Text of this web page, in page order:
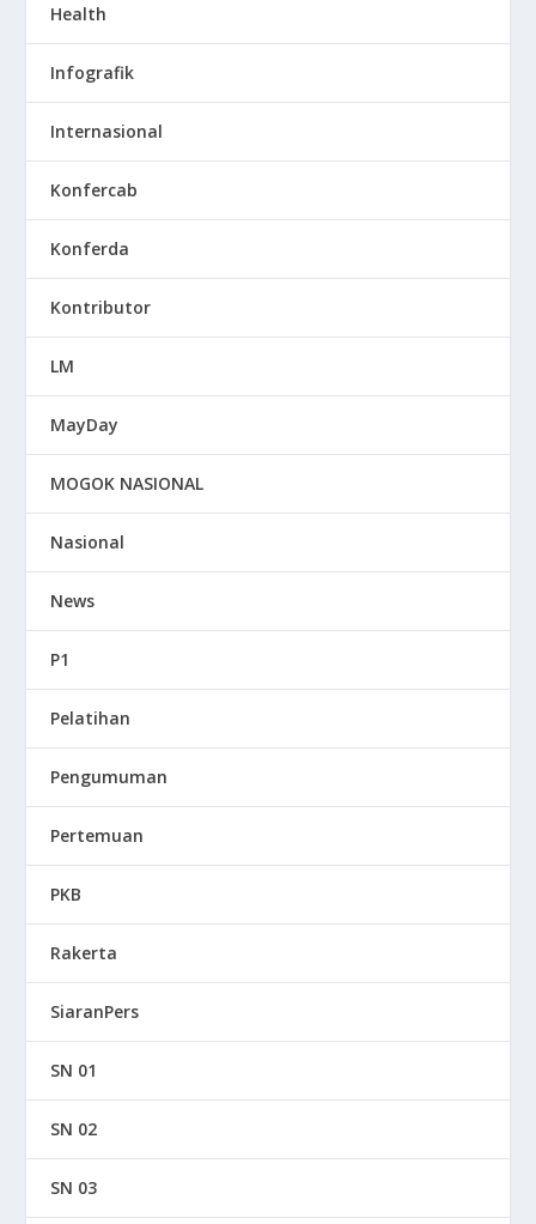
Health
Infografik
Internasional
Konfercab
Konferda
Kontributor
LM
MayDay
MOGOK NASIONAL
Nasional
News
P1
Pelatihan
Pengumuman
Pertemuan
PKB
Rakerta
SiaranPers
SN 01
SN 02
SN 03